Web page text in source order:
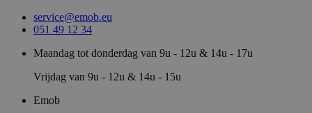
service@emob.eu
051 49 12 34
Maandag tot donderdag van 9u - 12u & 14u - 17u
Vrijdag van 9u - 12u & 14u - 15u
Emob